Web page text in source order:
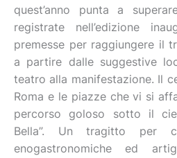
quest’anno punta a
registrate nell’edizione
premesse per raggiungere il
a partire dalle suggestive
teatro alla manifestazione. Il
Roma e le piazze che vi si
percorso goloso sotto il
Bella”. Un tragitto per
enogastronomiche ed